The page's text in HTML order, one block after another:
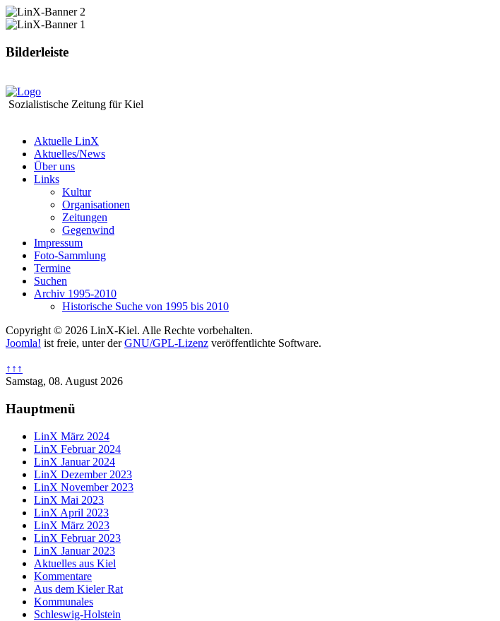
Bilderleiste
Sozialistische Zeitung für Kiel
Aktuelle LinX
Aktuelles/News
Über uns
Links
Kultur
Organisationen
Zeitungen
Gegenwind
Impressum
Foto-Sammlung
Termine
Suchen
Archiv 1995-2010
Historische Suche von 1995 bis 2010
Copyright © 2026 LinX-Kiel. Alle Rechte vorbehalten.
Joomla! ist freie, unter derGNU/GPL-Lizenz veröffentlichte Software.
↑↑↑
Samstag, 08. August 2026
Hauptmenü
LinX März 2024
LinX Februar 2024
LinX Januar 2024
LinX Dezember 2023
LinX November 2023
LinX Mai 2023
LinX April 2023
LinX März 2023
LinX Februar 2023
LinX Januar 2023
Aktuelles aus Kiel
Kommentare
Aus dem Kieler Rat
Kommunales
Schleswig-Holstein